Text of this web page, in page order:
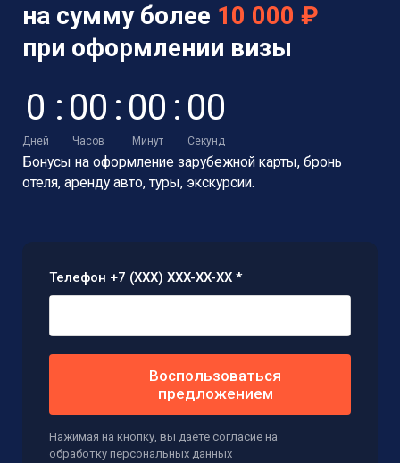
на сумму более 10 000 ₽
при оформлении визы
0
Дней
: 00
Часов
: 00
Минут
: 00
Секунд
Бонусы на оформление зарубежной карты, бронь
отеля, аренду авто, туры, экскурсии.
Телефон +7 (XXX) XXX-XX-XX *
Воспользоваться
предложением
Нажимая на кнопку, вы даете согласие на
обработку персональных данных